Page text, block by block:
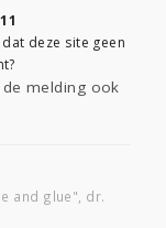
deze site geen
melding ook
and glue", dr.